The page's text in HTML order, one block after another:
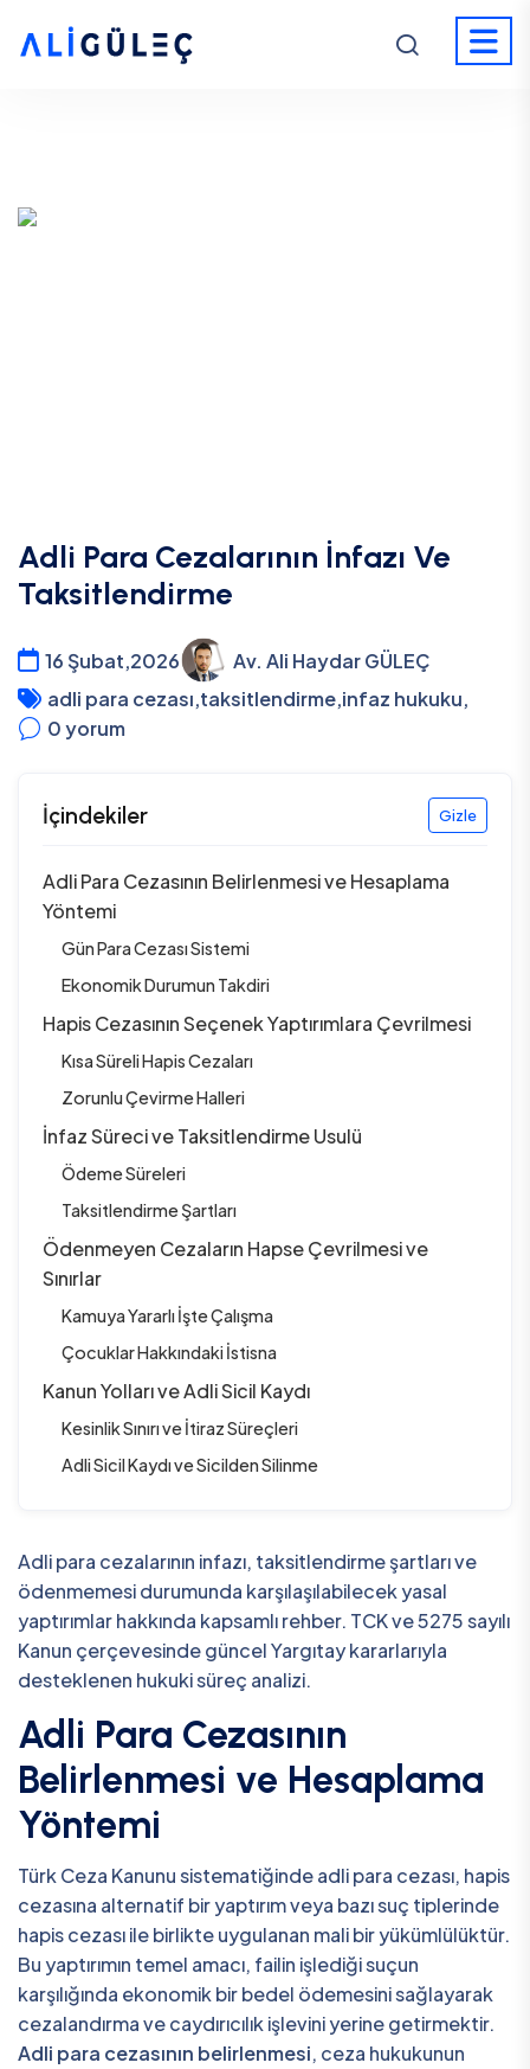
Adli Para Cezalarının İnfazı Ve
Taksitlendirme
16 Şubat,2026
Av. Ali Haydar GÜLEÇ
adli para cezası,taksitlendirme,infaz hukuku,
0yorum
İçindekiler Gizle
Adli Para Cezasının Belirlenmesi ve Hesaplama
Yöntemi
Gün Para Cezası Sistemi
Ekonomik Durumun Takdiri
Hapis Cezasının Seçenek Yaptırımlara Çevrilmesi
Kısa Süreli Hapis Cezaları
Zorunlu Çevirme Halleri
İnfaz Süreci ve Taksitlendirme Usulü
Ödeme Süreleri
Taksitlendirme Şartları
Ödenmeyen Cezaların Hapse Çevrilmesi ve
Sınırlar
Kamuya Yararlı İşte Çalışma
Çocuklar Hakkındaki İstisna
Kanun Yolları ve Adli Sicil Kaydı
Kesinlik Sınırı ve İtiraz Süreçleri
Adli Sicil Kaydı ve Sicilden Silinme
Adli para cezalarının infazı, taksitlendirme şartları ve
ödenmemesi durumunda karşılaşılabilecek yasal
yaptırımlar hakkında kapsamlı rehber. TCK ve 5275 sayılı
Kanun çerçevesinde güncel Yargıtay kararlarıyla
desteklenen hukuki süreç analizi.
Adli Para Cezasının
Belirlenmesi ve Hesaplama
Yöntemi
Türk Ceza Kanunu sistematiğinde adli para cezası, hapis
cezasına alternatif bir yaptırım veya bazı suç tiplerinde
hapis cezası ile birlikte uygulanan mali bir yükümlülüktür.
Bu yaptırımın temel amacı, failin işlediği suçun
karşılığında ekonomik bir bedel ödemesini sağlayarak
cezalandırma ve caydırıcılık işlevini yerine getirmektir.
Adli para cezasının belirlenmesi, ceza hukukunun